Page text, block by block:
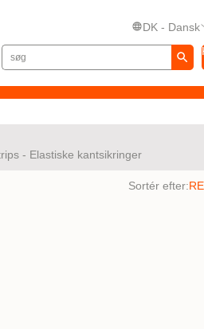
DK - Dansk
- Elastiske kantsikringer
Sortér efter: